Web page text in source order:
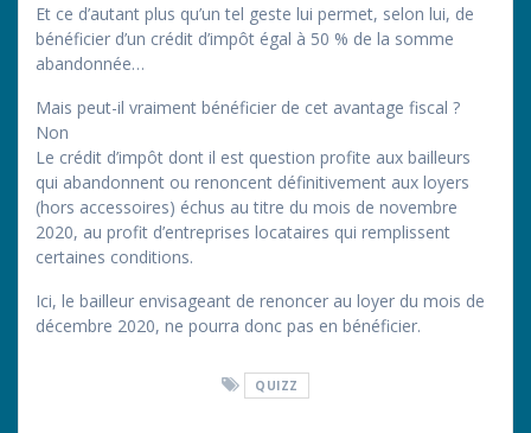
Et ce d’autant plus qu’un tel geste lui permet, selon lui, de
bénéficier d’un crédit d’impôt égal à 50 % de la somme
abandonnée…
Mais peut-il vraiment bénéficier de cet avantage fiscal ?
Non
Le crédit d’impôt dont il est question profite aux bailleurs
qui abandonnent ou renoncent définitivement aux loyers
(hors accessoires) échus au titre du mois de novembre
2020, au profit d’entreprises locataires qui remplissent
certaines conditions.
Ici, le bailleur envisageant de renoncer au loyer du mois de
décembre 2020, ne pourra donc pas en bénéficier.
QUIZZ